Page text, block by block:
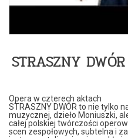
STRASZNY DWÓR
Opera w czterech aktach
STRASZNY DWÓR to nie tylko
muzycznej, dzieło Moniuszki,
całej polskiej twórczości
scen zespołowych, subtelna i